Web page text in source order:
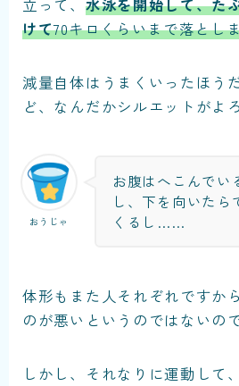
立って、 水泳を開始して、た
けて70キロくらいまで落とし
減量自体はうまくいったほう
ど、なんだかシルエットがよ
おうじゃ
お腹はへこんでい
し、下を向いたら
くるし……
体形もまた人それぞれですか
のが悪いというのではないので
しかし、それなりに運動して